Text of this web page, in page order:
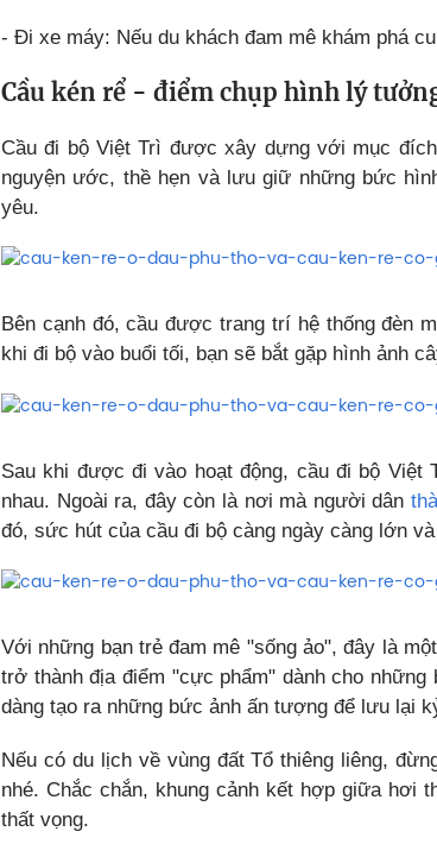
- Đi xe máy: Nếu du khách đam mê khám phá
Cầu kén rể - điểm chụp hình lý
Cầu đi bộ Việt Trì được xây dựng với mục
nguyện ước, thề hẹn và lưu giữ những bức
yêu.
Bên cạnh đó, cầu được trang trí hệ thống đèn
khi đi bộ vào buổi tối, bạn sẽ bắt gặp hình ảnh
Sau khi được đi vào hoạt động, cầu đi bộ Việt
nhau. Ngoài ra, đây còn là nơi mà người dân
đó, sức hút của cầu đi bộ càng ngày càng lớn
Với những bạn trẻ đam mê "sống ảo", đây là
trở thành địa điểm "cực phẩm" dành cho
dàng tạo ra những bức ảnh ấn tượng để lưu lại
Nếu có du lịch về vùng đất Tổ thiêng liêng,
nhé. Chắc chắn, khung cảnh kết hợp giữa hơi
thất vọng.